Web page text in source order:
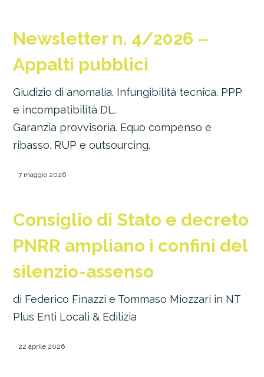
Newsletter n. 4/2026 –
Appalti pubblici
Giudizio di anomalia. Infungibilità tecnica. PPP
e incompatibilità DL.
Garanzia provvisoria. Equo compenso e
ribasso. RUP e outsourcing.
7 maggio 2026
Consiglio di Stato e decreto
PNRR ampliano i confini del
silenzio-assenso
di Federico Finazzi e Tommaso Miozzari in NT
Plus Enti Locali & Edilizia
22 aprile 2026